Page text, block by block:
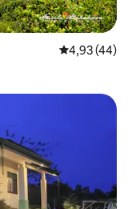
4,93 (44)